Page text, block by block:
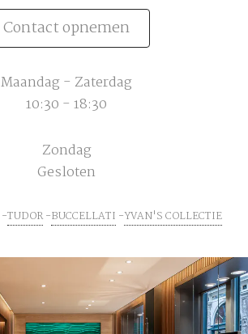
Contact opnemen
Maandag - Zaterdag
10:30 - 18:30
Zondag
Gesloten
TUDOR BUCCELLATI YVAN'S COLLECTIE